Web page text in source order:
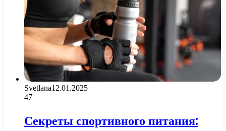
Svetlana12.01.2025
47
Секреты спортивного питания: